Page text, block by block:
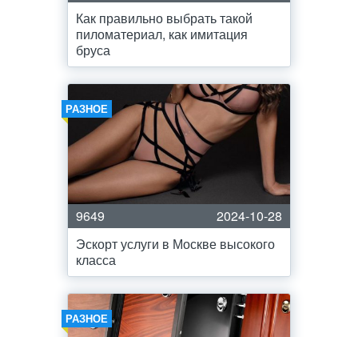
Как правильно выбрать такой
пиломатериал, как имитация
бруса
РАЗНОЕ
9649
2024-10-28
Эскорт услуги в Москве высокого
класса
РАЗНОЕ